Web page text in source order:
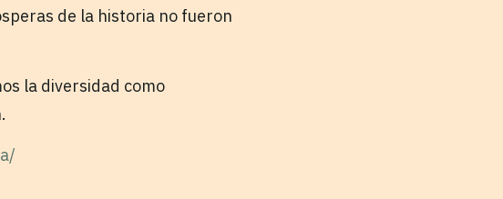
de la historia no fueron
la diversidad como